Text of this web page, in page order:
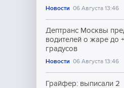
Новости 06 Августа 13:46
Дептранс Москвы
водителей о жаре до
градусов
Новости 06 Августа 13:46
Грайфер: выписали 2